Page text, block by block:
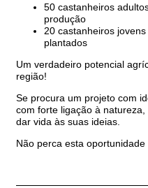
50 castanheiros
produção
20 castanheiros
plantados
Um verdadeiro potencial
região!
Se procura um projeto com
com forte ligação à
dar vida às suas ideias.
Não perca esta